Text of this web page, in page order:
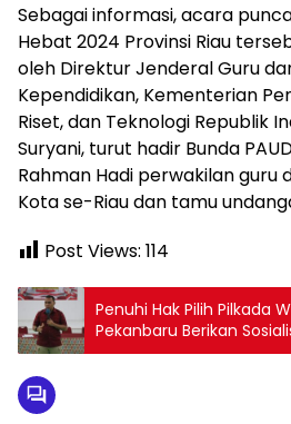
Sebagai informasi, acara
Hebat 2024 Provinsi Riau
oleh Direktur Jenderal Guru
Kependidikan, Kementerian
Riset, dan Teknologi Republik
Suryani, turut hadir Bunda
Rahman Hadi perwakilan guru
Kota se-Riau dan tamu
Post Views: 114
Penuhi Hak Pilih Pilkada
Pekanbaru Berikan
Binaan Sebagai DPT